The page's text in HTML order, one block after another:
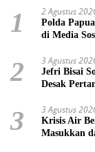
1 2 Agustus
Polda
di Media
2 3 Agustus
Jefri Bisai
Desak
3 3 Agustus
Krisis Air
Masukkan